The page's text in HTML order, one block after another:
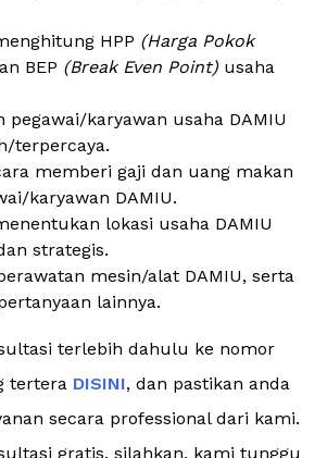
HPP (Harga Pokok
BEP (Break Even Point) usaha
pegawai/karyawan usaha DAMIU
terpercaya.
memberi gaji dan uang makan
karyawan DAMIU.
lokasi usaha DAMIU
strategis.
mesin/alat DAMIU, serta
lainnya.
terlebih dahulu ke nomor
tertera DISINI, dan pastikan anda
secara professional dari kami.
gratis, silahkan, kami tunggu